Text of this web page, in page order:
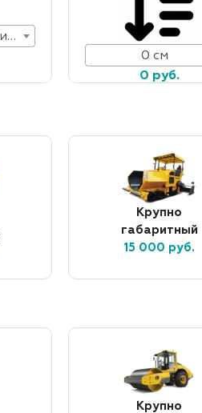
Асфальтирование дорог
0 см
0 руб.
Крупно
габаритный
15 000 руб.
Крупно